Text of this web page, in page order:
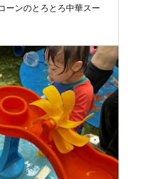
ーンのとろとろ中華スー